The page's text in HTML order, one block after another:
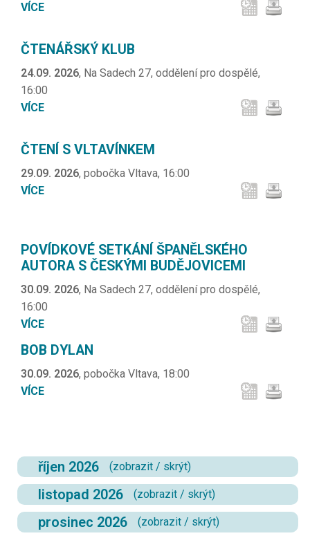
VÍCE
ČTENÁŘSKÝ KLUB
24.09. 2026, Na Sadech 27, oddělení pro dospělé,
16:00
VÍCE
ČTENÍ S VLTAVÍNKEM
29.09. 2026, pobočka Vltava, 16:00
VÍCE
POVÍDKOVÉ SETKÁNÍ ŠPANĚLSKÉHO
AUTORA S ČESKÝMI BUDĚJOVICEMI
30.09. 2026, Na Sadech 27, oddělení pro dospělé,
16:00
VÍCE
BOB DYLAN
30.09. 2026, pobočka Vltava, 18:00
VÍCE
říjen 2026 (zobrazit / skrýt)
listopad 2026 (zobrazit / skrýt)
prosinec 2026 (zobrazit / skrýt)